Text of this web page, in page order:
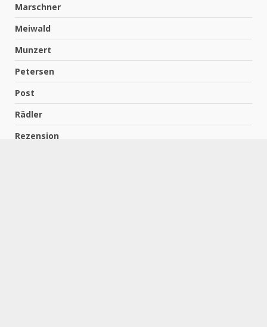
Marschner
Meiwald
Munzert
Petersen
Post
Rädler
Rezension